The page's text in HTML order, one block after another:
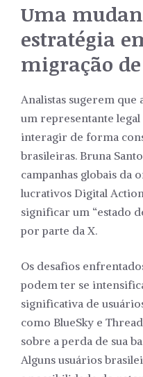
Uma
estratégia
migração
Analistas sugerem que
um representante
interagir de forma
brasileiras. Bruna
campanhas globais da
lucrativos Digital
significar um “estado
por parte da X.
Os desafios
podem ter se
significativa de
como BlueSky e
sobre a perda de sua
Alguns usuários